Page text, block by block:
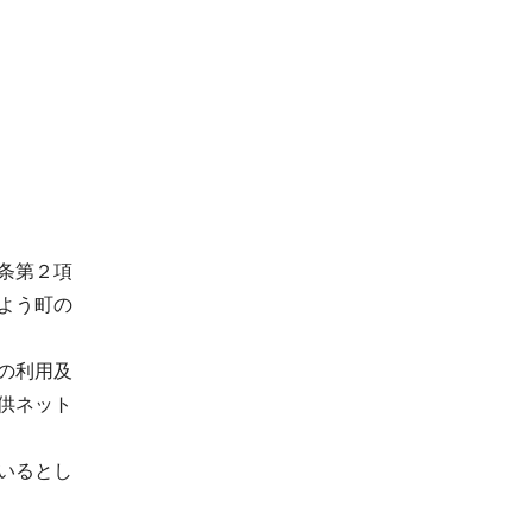
第２項
う町の
利用及
ネット
るとし